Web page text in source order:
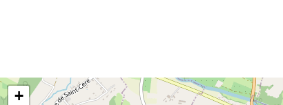
+